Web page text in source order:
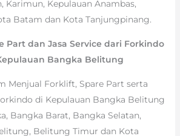
Karimun, Kepulauan Anambas,
Batam dan Kota Tanjungpinang.
Part dan Jasa Service dari Forkindo
Bangka Belitung
Menjual Forklift, Spare Part serta
di Kepulauan Bangka Belitung
Bangka Barat, Bangka Selatan,
Belitung Timur dan Kota